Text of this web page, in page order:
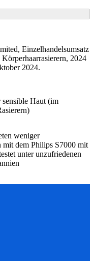
Einzelhandelsumsatz
2024
2024.
Haut (im
weniger
mit dem Philips S7000 mit
unter unzufriedenen